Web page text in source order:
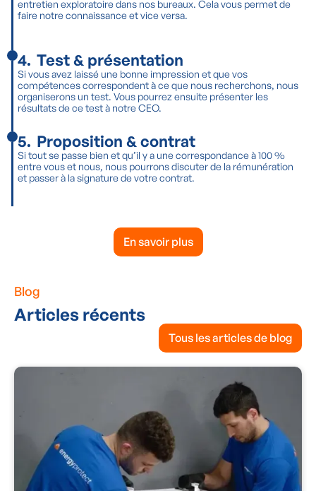
entretien exploratoire dans nos bureaux. Cela vous permet de
faire notre connaissance et vice versa.
4. Test & présentation
Si vous avez laissé une bonne impression et que vos
compétences correspondent à ce que nous recherchons, nous
organiserons un test. Vous pourrez ensuite présenter les
résultats de ce test à notre CEO.
5. Proposition & contrat
Si tout se passe bien et qu’il y a une correspondance à 100 %
entre vous et nous, nous pourrons discuter de la rémunération
et passer à la signature de votre contrat.
En savoir plus
Blog
Articles récents
Tous les articles de blog